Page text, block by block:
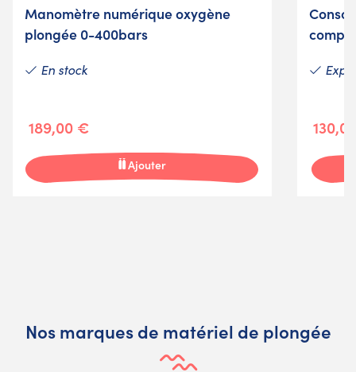
Manomètre numérique oxygène
plongée 0-400bars
En stock
189,00 €
Ajouter
Nos marques de matériel de plongée